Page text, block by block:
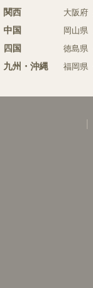
関西 大阪府
中国 岡山県
四国 徳島県
九州・沖縄 福岡県